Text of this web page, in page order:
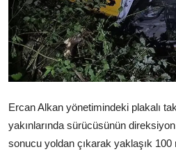
Çerkezköy
Ercan Alkan yönetimindeki plakalı
yakınlarında sürücüsünün
sonucu yoldan çıkarak yaklaşık